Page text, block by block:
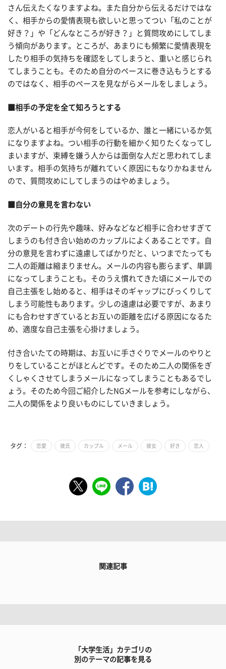
さん伝えたくなりますよね。また自分から伝えるだけではな
く、相手からの愛情表現も欲しいと思ってつい「私のことが
好き？」や「どんなところが好き？」と質問攻めにしてしま
う傾向があります。ところが、あまりにも頻繁に愛情表現を
したり相手の気持ちを確認をしてしまうと、重いと感じられ
てしまうことも。そのため自分のペースに巻き込もうとする
のではなく、相手のペースを見ながらメールをしましょう。
■相手の予定を全て知ろうとする
恋人がいると相手が今何をしているか、誰と一緒にいるか気
になりますよね。つい相手の行動を細かく知りたくなってし
まいますが、束縛を嫌う人からは面倒な人だと思われてしま
います。相手の気持ちが離れていく原因にもなりかねません
ので、質問攻めにしてしまうのはやめましょう。
■自分の意見を言わない
次のデートの行先や趣味、好みなどなど相手に合わせすぎて
しまうのも付き合い始めのカップルによくあることです。自
分の意見を言わずに遠慮してばかりだと、いつまでたっても
二人の距離は縮まりません。メールの内容も膨らまず、単調
になってしまうことも。そのうえ慣れてきた頃にメールでの
自己主張をし始めると、相手はそのギャップにびっくりして
しまう可能性もあります。少しの遠慮は必要ですが、あまり
にも合わせすぎているとお互いの距離を広げる原因になるた
め、適度な自己主張を心掛けましょう。
付き合いたての時期は、お互いに手さぐりでメールのやりと
りをしていることがほとんどです。そのため二人の関係をぎ
くしゃくさせてしまうメールになってしまうこともあるでし
ょう。そのため今回ご紹介したNGメールを参考にしながら、
二人の関係をより良いものにしていきましょう。
タグ： 恋愛 彼氏 カップル メール 彼女 好き 恋人
関連記事
「大学生活」カテゴリの
別のテーマの記事を見る